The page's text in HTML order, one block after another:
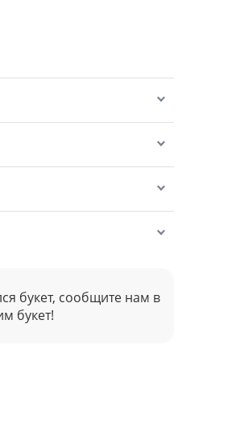
букет, сообщите нам в
букет!